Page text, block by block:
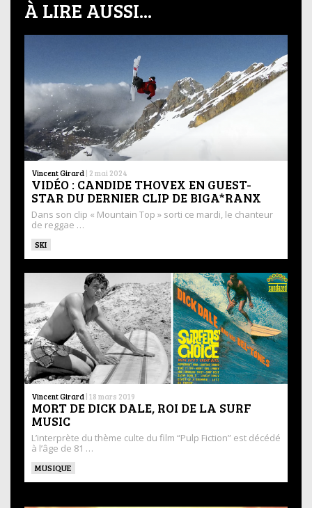
À LIRE AUSSI...
Vincent Girard | 2 mai 2024
VIDÉO : CANDIDE THOVEX EN GUEST-
STAR DU DERNIER CLIP DE BIGA*RANX
Dans son clip « Mountain Top » sorti ce mardi, le chanteur
de reggae …
SKI
Vincent Girard | 18 mars 2019
MORT DE DICK DALE, ROI DE LA SURF
MUSIC
L’interprète du thème culte du film “Pulp Fiction” est décédé
à l’âge de 81 …
MUSIQUE